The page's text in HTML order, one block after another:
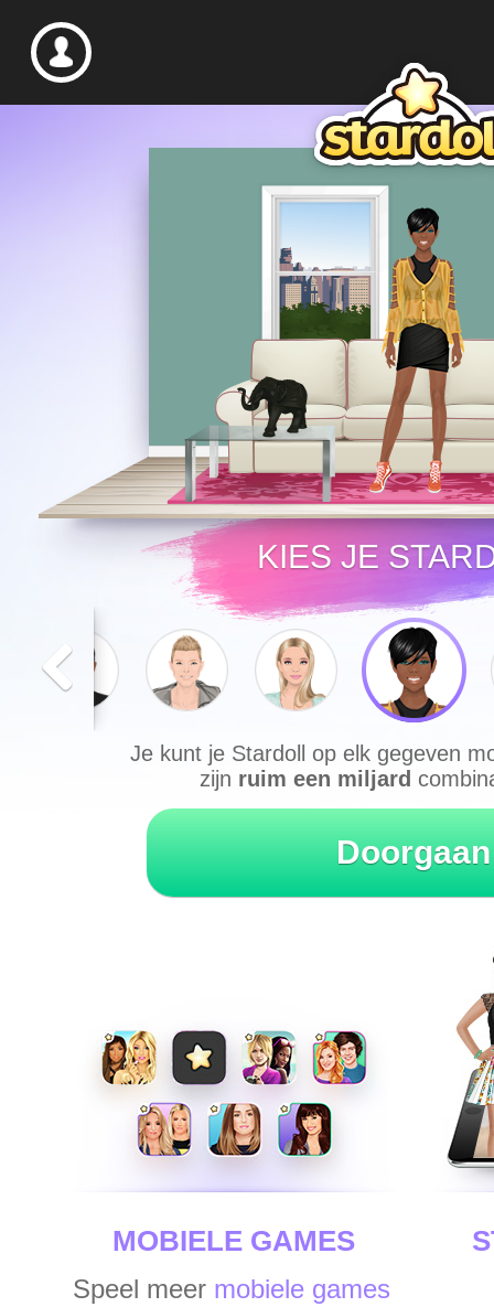
KIES JE
Je kunt je Stardoll op elk gegeven
zijn ruim een miljard
Doorgaan
MOBIELE GAMES
Speel meer mobiele games